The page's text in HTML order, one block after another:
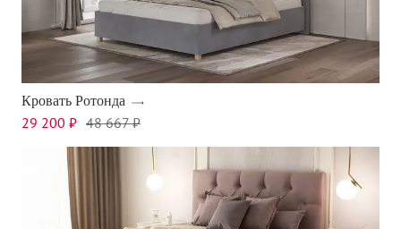
Кровать Ротонда
29 200 ₽ 48 667 ₽